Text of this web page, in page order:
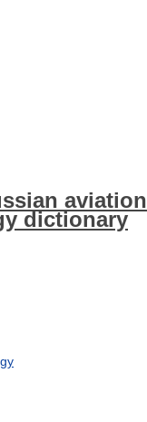
aviation
dictionary